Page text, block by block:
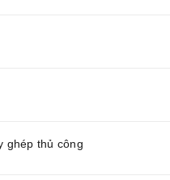
ghép thủ công